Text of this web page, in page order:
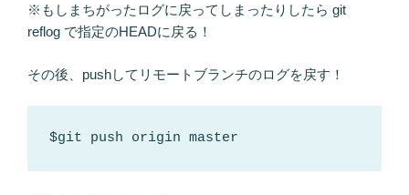
※もしまちがったログに戻ってしまったりしたら git
reflog で指定のHEADに戻る！
その後、pushしてリモートブランチのログを戻す！
$git push origin master